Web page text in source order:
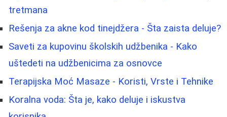
tretmana
Rešenja za akne kod tinejdžera - Šta zaista deluje?
Saveti za kupovinu školskih udžbenika - Kako
uštedeti na udžbenicima za osnovce
Terapijska Moć Masaze - Koristi, Vrste i Tehnike
Koralna voda: Šta je, kako deluje i iskustva